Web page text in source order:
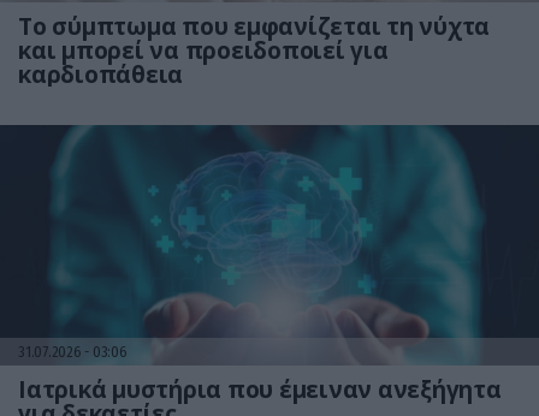
Το σύμπτωμα που εμφανίζεται τη νύχτα
και μπορεί να προειδοποιεί για
καρδιοπάθεια
31.07.2026 03:06
Ιατρικά μυστήρια που έμειναν ανεξήγητα